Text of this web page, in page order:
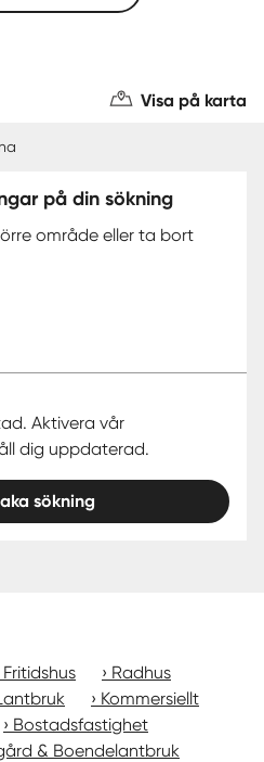
Visa på karta
på din sökning
område eller ta bort
Aktivera vår
dig uppdaterad.
sökning
Fritidshus
Radhus
Kommersiellt
Bostadsfastighet
& Boendelantbruk